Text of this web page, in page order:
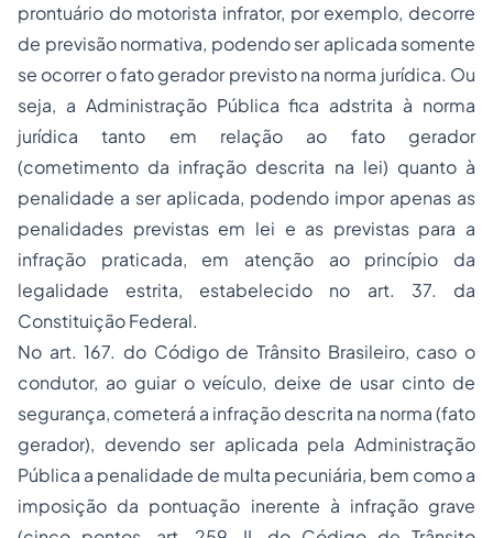
prontuário do motorista infrator, por exemplo, decorre
de previsão normativa, podendo ser aplicada somente
se ocorrer o fato gerador previsto na norma jurídica. Ou
seja, a Administração Pública fica adstrita à norma
jurídica tanto em relação ao fato gerador
(cometimento da infração descrita na lei) quanto à
penalidade a ser aplicada, podendo impor apenas as
penalidades previstas em lei e as previstas para a
infração praticada, em atenção ao princípio da
legalidade estrita, estabelecido no art. 37. da
Constituição Federal.
No art. 167. do Código de Trânsito Brasileiro, caso o
condutor, ao guiar o veículo, deixe de usar cinto de
segurança, cometerá a infração descrita na norma (fato
gerador), devendo ser aplicada pela Administração
Pública a penalidade de multa pecuniária, bem como a
imposição da pontuação inerente à infração grave